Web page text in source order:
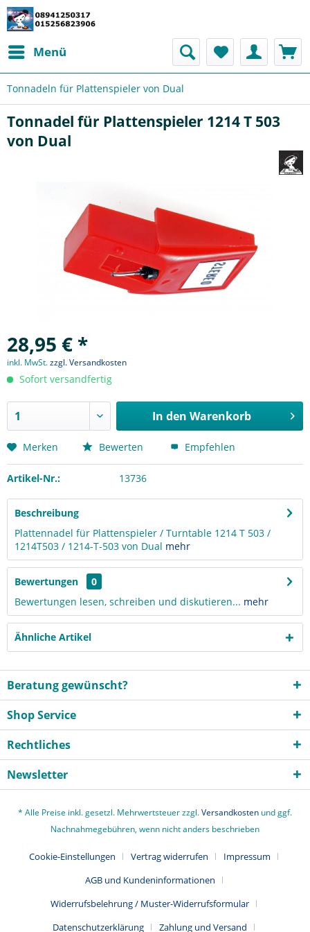
Menü
Tonnadeln für Plattenspieler von Dual
Tonnadel für Plattenspieler 1214 T 503
von Dual
28,95 € *
inkl. MwSt.zzgl. Versandkosten
Sofort versandfertig
In den Warenkorb
Merken Bewerten Empfehlen
Artikel-Nr.: 13736
Beschreibung
Plattennadel für Plattenspieler / Turntable 1214 T 503 /
1214T503 / 1214-T-503 von Dual mehr
Bewertungen
0
Bewertungen lesen, schreiben und diskutieren... mehr
Ähnliche Artikel
Beratung gewünscht?
Shop Service
Rechtliches
Newsletter
* Alle Preise inkl. gesetzl. Mehrwertsteuer zzgl.Versandkosten und ggf.
Nachnahmegebühren, wenn nicht anders beschrieben
Cookie-Einstellungen Vertrag widerrufen
Impressum
AGB und Kundeninformationen
Widerrufsbelehrung / Muster-Widerrufsformular
Datenschutzerklärung
Zahlung und Versand